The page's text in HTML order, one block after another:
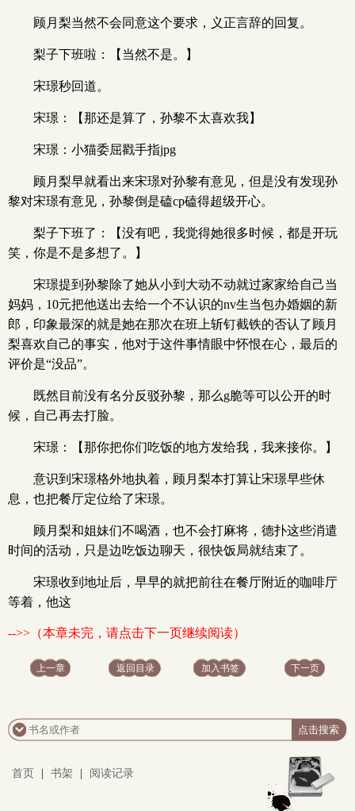
顾月梨当然不会同意这个要求，义正言辞的回复。
梨子下班啦：【当然不是。】
宋璟秒回道。
宋璟：【那还是算了，孙黎不太喜欢我】
宋璟：小猫委屈戳手指jpg
顾月梨早就看出来宋璟对孙黎有意见，但是没有发现孙
黎对宋璟有意见，孙黎倒是磕cp磕得超级开心。
梨子下班了：【没有吧，我觉得她很多时候，都是开玩
笑，你是不是多想了。】
宋璟提到孙黎除了她从小到大动不动就过家家给自己当
妈妈，10元把他送出去给一个不认识的nv生当包办婚姻的新
郎，印象最深的就是她在那次在班上斩钉截铁的否认了顾月
梨喜欢自己的事实，他对于这件事情眼中怀恨在心，最后的
评价是“没品”。
既然目前没有名分反驳孙黎，那么g脆等可以公开的时
候，自己再去打脸。
宋璟：【那你把你们吃饭的地方发给我，我来接你。】
意识到宋璟格外地执着，顾月梨本打算让宋璟早些休
息，也把餐厅定位给了宋璟。
顾月梨和姐妹们不喝酒，也不会打麻将，德扑这些消遣
时间的活动，只是边吃饭边聊天，很快饭局就结束了。
宋璟收到地址后，早早的就把前往在餐厅附近的咖啡厅
等着，他这
-->>（本章未完，请点击下一页继续阅读）
上一章 返回目录 加入书签 下一页
首页 书架 阅读记录